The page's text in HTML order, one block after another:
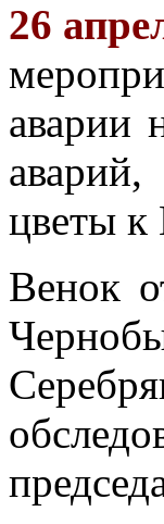
26
аварии
цветы
Венок